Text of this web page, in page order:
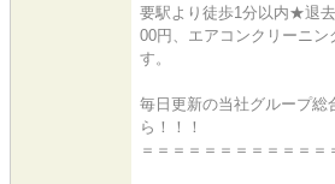
要駅より徒歩1分以内★退
00円、エアコンクリーニン
す。
毎日更新の当社グループ総
ら！！！
＝＝＝＝＝＝＝＝＝＝＝＝